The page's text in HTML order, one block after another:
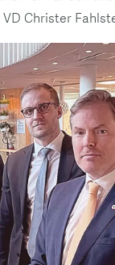
Christer